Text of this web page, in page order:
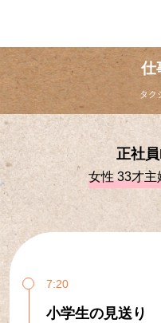
仕
タク
正社
女性 33才主
7:20
小学生の見送り